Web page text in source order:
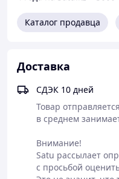
- На нашем сайте
стоимости модель.
Каталог продавца
Доставка
СДЭК 10 дней
Товар
в среднем
Внимание!
Satu рассылает
с просьбой